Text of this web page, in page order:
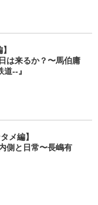
は来るか？〜馬伯庸
--』
メ編】
側と日常〜長嶋有